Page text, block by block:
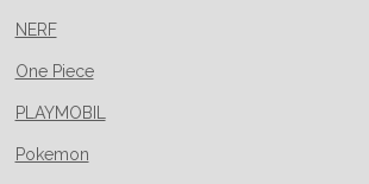
NERF
One Piece
PLAYMOBIL
Pokemon